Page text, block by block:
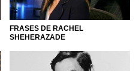
FRASES DE RACHEL
SHEHERAZADE